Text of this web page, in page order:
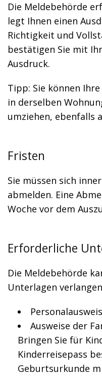
Die Meldebehörde
legt Ihnen einen
Richtigkeit und
bestätigen Sie mit
Ausdruck.
Tipp: Sie können Ihre
in derselben
umziehen, ebenfalls
Fristen
Sie müssen sich
abmelden. Eine
Woche vor dem
Erforderliche
Die Meldebehörde
Unterlagen
Ausweise der
Bringen Sie für
Kinderreisepass
Geburtsurkunde